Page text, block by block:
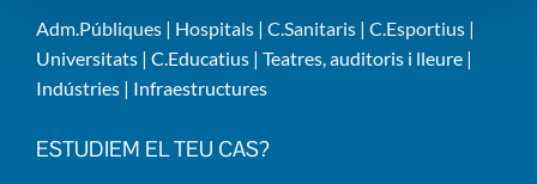
Adm.Públiques | Hospitals | C.Sanitaris | C.Esportius |
Universitats | C.Educatius | Teatres, auditoris i lleure |
Indústries | Infraestructures
ESTUDIEM EL TEU CAS?